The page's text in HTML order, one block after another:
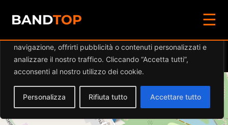
Diamo valore alla tua privacy
navigazione, offrirti pubblicità o contenuti personalizzati e
analizzare il nostro traffico. Cliccando “Accetta tutti”,
acconsenti al nostro utilizzo dei cookie.
Personalizza Rifiuta tutto Accettare tutto
BANDTOP
☰
Eventi aSETTES GIO
+